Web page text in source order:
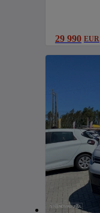
29 990 EUR